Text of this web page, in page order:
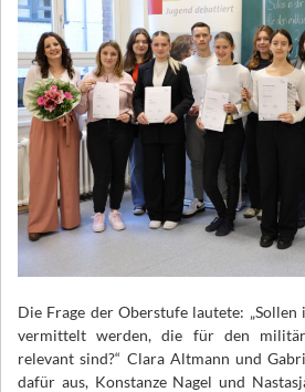
Die Frage der Oberstufe lautete: „Sollen
vermittelt werden, die für den
relevant sind?“ Clara Altmann und
dafür aus, Konstanze Nagel und